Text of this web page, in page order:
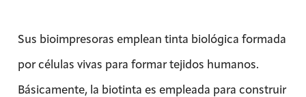
Sus bioimpresoras emplean tinta biológica formada
por células vivas para formar tejidos humanos.
Básicamente, la biotinta es empleada para construir